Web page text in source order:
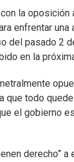
la oposición
enfrentar una
del pasado 2
en la
que todo
el gobierno
derecho” a